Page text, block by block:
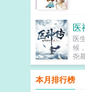
医
医
候
尧
医
没
本月排行榜